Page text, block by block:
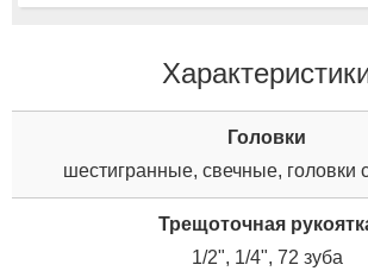
Головки
шестигранные, свечные, головки
Трещоточная
1/2", 1/4", 72 зуба